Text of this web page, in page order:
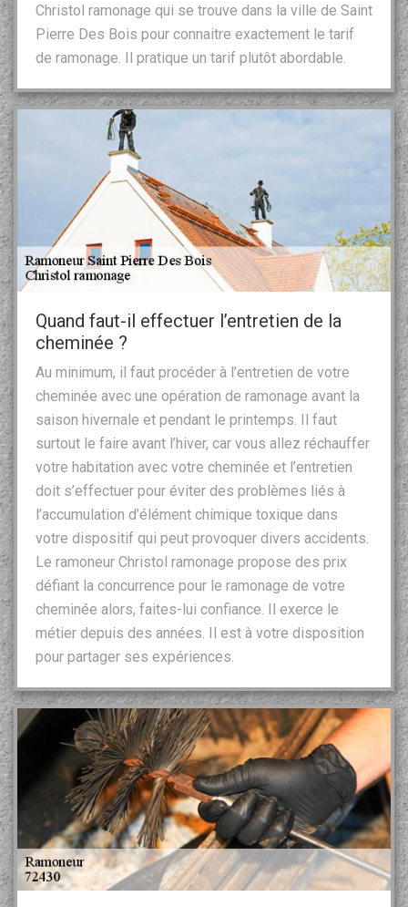
Christol ramonage qui se trouve dans la ville de Saint
Pierre Des Bois pour connaitre exactement le tarif
de ramonage. Il pratique un tarif plutôt abordable.
Quand faut-il effectuer l’entretien de la
cheminée ?
Au minimum, il faut procéder à l’entretien de votre
cheminée avec une opération de ramonage avant la
saison hivernale et pendant le printemps. Il faut
surtout le faire avant l’hiver, car vous allez réchauffer
votre habitation avec votre cheminée et l’entretien
doit s’effectuer pour éviter des problèmes liés à
l’accumulation d’élément chimique toxique dans
votre dispositif qui peut provoquer divers accidents.
Le ramoneur Christol ramonage propose des prix
défiant la concurrence pour le ramonage de votre
cheminée alors, faites-lui confiance. Il exerce le
métier depuis des années. Il est à votre disposition
pour partager ses expériences.